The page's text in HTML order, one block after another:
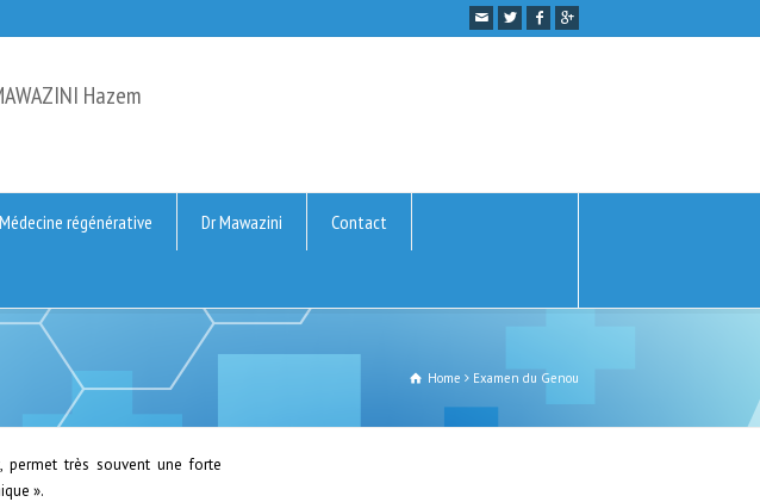
Hazem
Médecine régénérative Dr Mawazini Contact
Home Examen du Genou
permet très souvent une forte
».